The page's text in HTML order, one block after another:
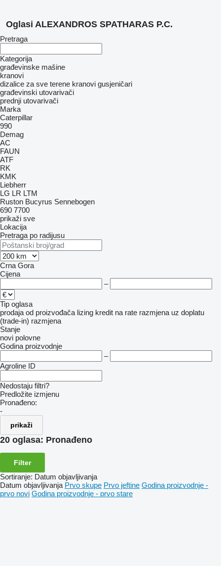
Oglasi ALEXANDROS SPATHARAS P.C.
Pretraga
Kategorija
građevinske mašine
kranovi
dizalice za sve terene kranovi gusjeničari
građevinski utovarivači
prednji utovarivači
Marka
Caterpillar
990
Demag
AC
FAUN
ATF
RK
KMK
Liebherr
LG LR LTM
Ruston Bucyrus Sennebogen
690 7700
prikaži sve
Lokacija
Pretraga po radijusu
Crna Gora
Cijena
–
Tip oglasa
prodaja od proizvođača lizing kredit na rate razmjena uz doplatu
(trade-in) razmjena
Stanje
novi polovne
Godina proizvodnje
–
Agroline ID
Nedostaju filtri?
Predložite izmjenu
Pronađeno:
-
prikaži
20 oglasa: Pronađeno
Filter
Sortiranje: Datum objavljivanja
Datum objavljivanja Prvo skupe Prvo jeftine Godina proizvodnje -
prvo novi Godina proizvodnje - prvo stare